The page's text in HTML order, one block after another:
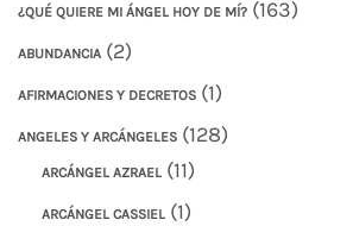
¿QUÉ QUIERE MI ÁNGEL HOY DE MÍ? (163)
ABUNDANCIA (2)
AFIRMACIONES Y DECRETOS (1)
ANGELES Y ARCÁNGELES (128)
ARCÁNGEL AZRAEL (11)
ARCÁNGEL CASSIEL (1)